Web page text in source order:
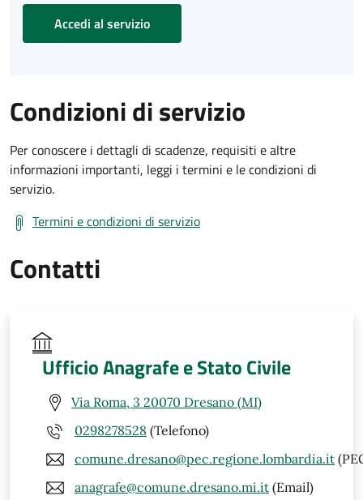
Accedi al servizio
Condizioni di servizio
Per conoscere i dettagli di scadenze, requisiti e altre
informazioni importanti, leggi i termini e le condizioni di
servizio.
Termini e condizioni di servizio
Contatti
Ufficio Anagrafe e Stato Civile
Via Roma, 3 20070 Dresano (MI)
0298278528 (Telefono)
comune.dresano@pec.regione.lombardia.it
anagrafe@comune.dresano.mi.it (Email)